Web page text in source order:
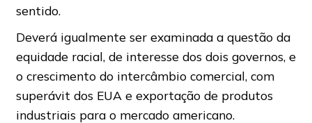
sentido.
Deverá igualmente ser examinada a questão da
equidade racial, de interesse dos dois governos, e
o crescimento do intercâmbio comercial, com
superávit dos EUA e exportação de produtos
industriais para o mercado americano.